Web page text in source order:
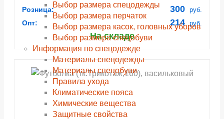
Выбор размера спецодежды
Выбор размера перчаток
Выбор размера касок, головных уборов
Выбор размера спецобуви
Информация по спецодежде
Материалы спецодежды
Материалы спецобуви
Правила ухода
Климатические пояса
Химические вещества
Защитные свойства
Розница: 300 руб.
Опт: 214 руб.
На складе